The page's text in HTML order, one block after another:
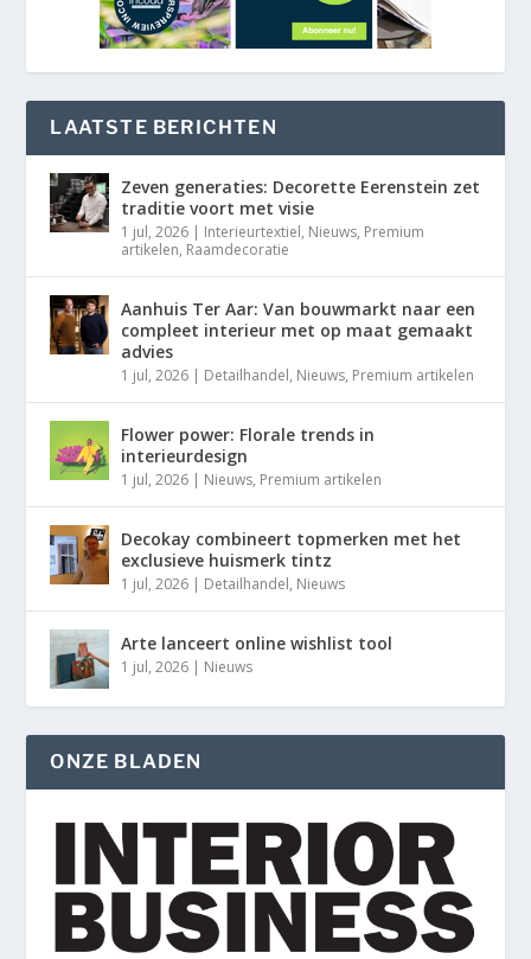
LAATSTE BERICHTEN
Zeven generaties: Decorette Eerenstein zet
traditie voort met visie
1 jul, 2026 | Interieurtextiel, Nieuws, Premium
artikelen, Raamdecoratie
Aanhuis Ter Aar: Van bouwmarkt naar een
compleet interieur met op maat gemaakt
advies
1 jul, 2026 | Detailhandel, Nieuws, Premium artikelen
Flower power: Florale trends in
interieurdesign
1 jul, 2026 | Nieuws, Premium artikelen
Decokay combineert topmerken met het
exclusieve huismerk tintz
1 jul, 2026 | Detailhandel, Nieuws
Arte lanceert online wishlist tool
1 jul, 2026 | Nieuws
ONZE BLADEN